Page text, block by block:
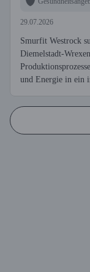
29.07.2026
Smurfit Westrock
Diemelstadt-
und Energie in ein